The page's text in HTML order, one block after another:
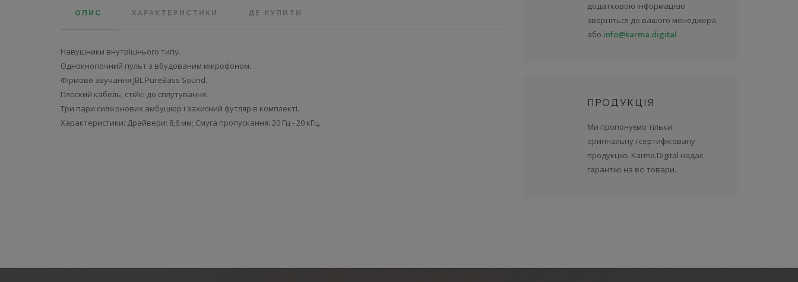
ОПИС ХАРАКТЕРИСТИКИ ДЕ КУПИТИ
Навушники внутрішнього типу.
Однокнопочний пульт з вбудованим мікрофоном.
Фірмове звучання JBL PureBass Sound.
Плоский кабель, стійкі до сплутування.
Три пари силіконових амбушюр і захисний футляр в комплекті.
Характеристики: Драйвери: 8,6 мм; Смуга пропускання: 20 Гц - 20 кГц.
додатковою інформацією
зверніться до вашого менеджера
або info@karma.digital
ПРОДУКЦІЯ
Ми пропонуємо тільки
оригінальну і сертифіковану
продукцію. Karma.Digital надає
гарантію на всі товари.